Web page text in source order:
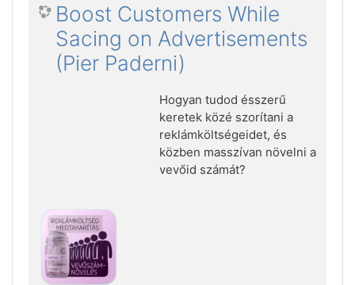
Boost Customers While
Sacing on Advertisements
(Pier Paderni)
Hogyan tudod ésszerű
keretek közé szorítani a
reklámköltségeidet, és
közben masszívan növelni a
vevőid számát?